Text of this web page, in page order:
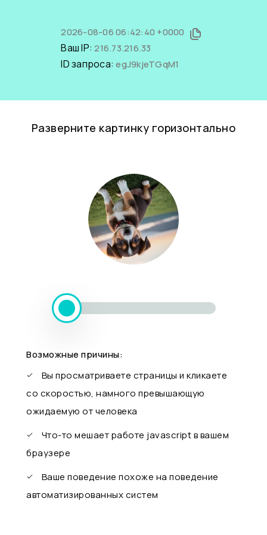
2026-08-06 06:42:40 +0000
Ваш IP:216.73.216.33
ID запроса:egJ9kjeTGqM1
Разверните картинку горизонтально
Возможные причины:
Вы просматриваете страницы и кликаете
со скоростью, намного превышающую
ожидаемую от человека
Что-то мешает работе javascript в вашем
браузере
Ваше поведение похоже на поведение
автоматизированных систем